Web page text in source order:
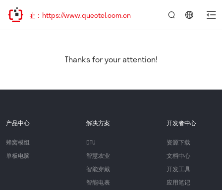
访问新址：https://www.quectel.com.cn
Thanks for your attention!
产品中心
蜂窝模组
单板电脑
解决方案
DTU
智慧农业
智能穿戴
智能电表
开发者中心
资源下载
文档中心
开发工具
应用笔记